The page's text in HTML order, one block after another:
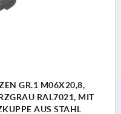
GR.1 M06X20,8,
RAL7021, MIT
AUS STAHL